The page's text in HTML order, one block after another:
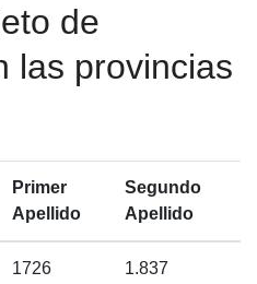
de
las provincias
Primer
Apellido
Segundo
Apellido
1726 1.837